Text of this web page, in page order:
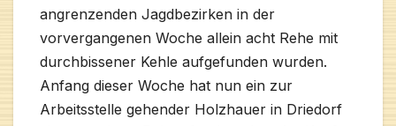
angrenzenden Jagdbezirken in der
vorvergangenen Woche allein acht Rehe mit
durchbissener Kehle aufgefunden wurden.
Anfang dieser Woche hat nun ein zur
Arbeitsstelle gehender Holzhauer in Driedorf